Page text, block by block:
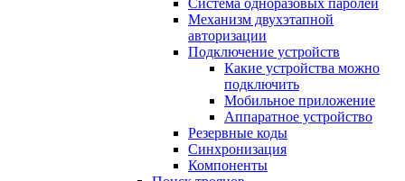
Система одноразовых паролей
Механизм двухэтапной
авторизации
Подключение устройств
Какие устройства можно
подключить
Мобильное приложение
Аппаратное устройство
Резервные коды
Синхронизация
Компоненты